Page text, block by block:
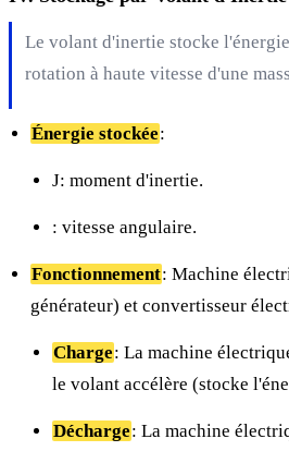
Le volant d'inertie stocke
rotation à haute vitesse d'une
Énergie stockée:
J: moment d'inertie.
: vitesse angulaire.
Fonctionnement: Machine
générateur) et convertisseur
Charge: La machine
le volant accélère (stocke
Décharge: La machine